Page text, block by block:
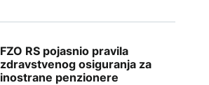
FZO RS pojasnio pravila
zdravstvenog osiguranja za
inostrane penzionere